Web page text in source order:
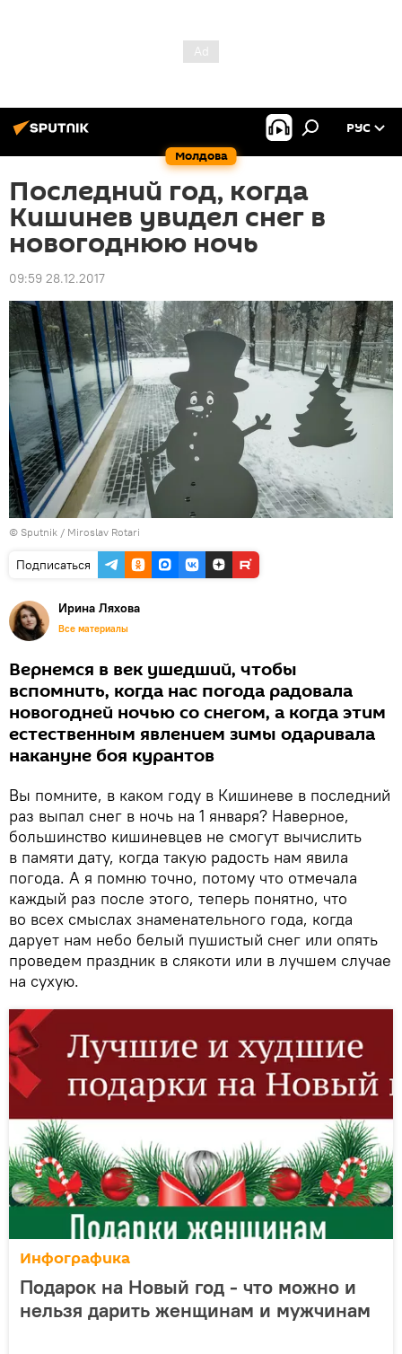
Молдова
РУС
Последний год, когда
Кишинев увидел снег в
новогоднюю ночь
09:59 28.12.2017
© Sputnik / Miroslav Rotari
Подписаться
Ирина Ляхова
Все материалы
Вернемся в век ушедший, чтобы
вспомнить, когда нас погода радовала
новогодней ночью со снегом, а когда этим
естественным явлением зимы одаривала
накануне боя курантов
Вы помните, в каком году в Кишиневе в последний
раз выпал снег в ночь на 1 января? Наверное,
большинство кишиневцев не смогут вычислить
в памяти дату, когда такую радость нам явила
погода. А я помню точно, потому что отмечала
каждый раз после этого, теперь понятно, что
во всех смыслах знаменательного года, когда
дарует нам небо белый пушистый снег или опять
проведем праздник в слякоти или в лучшем случае
на сухую.
Инфографика
Подарок на Новый год - что можно и
нельзя дарить женщинам и мужчинам